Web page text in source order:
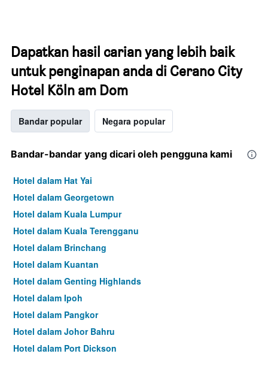
Dapatkan hasil carian yang lebih baik
untuk penginapan anda di Cerano City
Hotel Köln am Dom
Bandar popular Negara popular
Bandar-bandar yang dicari oleh pengguna kami
Hotel dalam Hat Yai
Hotel dalam Georgetown
Hotel dalam Kuala Lumpur
Hotel dalam Kuala Terengganu
Hotel dalam Brinchang
Hotel dalam Kuantan
Hotel dalam Genting Highlands
Hotel dalam Ipoh
Hotel dalam Pangkor
Hotel dalam Johor Bahru
Hotel dalam Port Dickson